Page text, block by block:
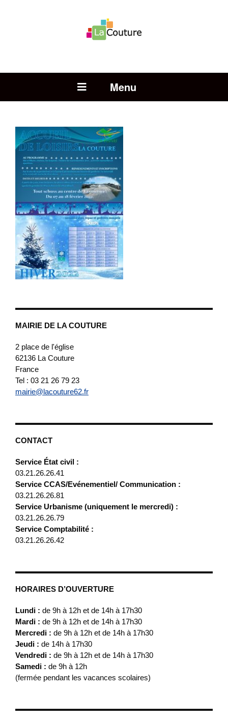
Open Menu
MAIRIE DE LA COUTURE
2 place de l'église
62136 La Couture
France
Tel : 03 21 26 79 23
mairie@lacouture62.fr
CONTACT
Service État civil :
03.21.26.26.41
Service CCAS/Evénementiel/ Communication :
03.21.26.26.81
Service Urbanisme (uniquement le mercredi) :
03.21.26.26.79
Service Comptabilité :
03.21.26.26.42
HORAIRES D’OUVERTURE
Lundi : de 9h à 12h et de 14h à 17h30
Mardi : de 9h à 12h et de 14h à 17h30
Mercredi : de 9h à 12h et de 14h à 17h30
Jeudi : de 14h à 17h30
Vendredi : de 9h à 12h et de 14h à 17h30
Samedi : de 9h à 12h
(fermée pendant les vacances scolaires)